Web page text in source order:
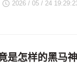
2026 / 05 / 24
是怎样的黑马神